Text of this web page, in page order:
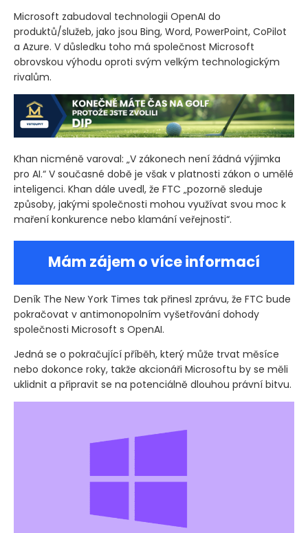
Microsoft zabudoval technologii OpenAI do
produktů/služeb, jako jsou Bing, Word, PowerPoint, CoPilot
a Azure. V důsledku toho má společnost Microsoft
obrovskou výhodu oproti svým velkým technologickým
rivalům.
Khan nicméně varoval: „V zákonech není žádná výjimka
pro AI.“ V současné době je však v platnosti zákon o umělé
inteligenci. Khan dále uvedl, že FTC „pozorně sleduje
způsoby, jakými společnosti mohou využívat svou moc k
maření konkurence nebo klamání veřejnosti“.
Mám zájem o více informací
Deník The New York Times tak přinesl zprávu, že FTC bude
pokračovat v antimonopolním vyšetřování dohody
společnosti Microsoft s OpenAI.
Jedná se o pokračující příběh, který může trvat měsíce
nebo dokonce roky, takže akcionáři Microsoftu by se měli
uklidnit a připravit se na potenciálně dlouhou právní bitvu.